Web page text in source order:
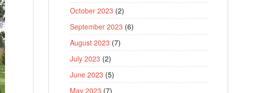
October 2023 (2)
September 2023 (6)
August 2023 (7)
July 2023 (2)
June 2023 (5)
May 2023 (7)